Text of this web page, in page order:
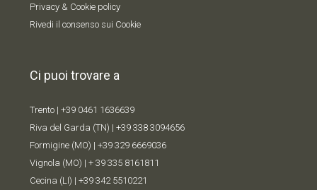
Privacy & Cookie policy
Rivedi il consenso sui Cookie
Ci puoi trovare a
Trento | +39 0461 1636639
Riva del Garda (TN) | +39 338 3094656
Formigine (MO) | +39 329 6669036
Vignola (MO) | + 39 335 8161811
Cecina (LI) | +39 342 5510221